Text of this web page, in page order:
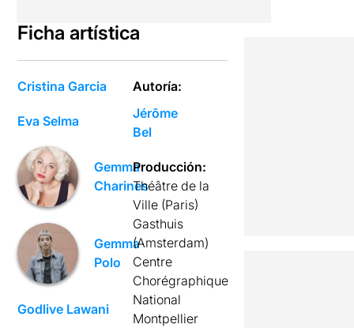
Ficha artística
Cristina Garcia
Eva Selma
Gemma
Charines
Gemma
Polo
Godlive Lawani
Autoría:
Jérôme
Bel
Producción:
Théâtre de la
Ville (Paris)
Gasthuis
(Amsterdam)
Centre
Chorégraphique
National
Montpellier